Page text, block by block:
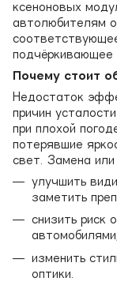
ксеноновых
автолюбителям
подчёркивающее
Почему стоит
Недостаток
причин
при плохой
потерявшие
свет. Замена
улучшить
заметить
снизить риск
автомобилями;
изменить
оптики.